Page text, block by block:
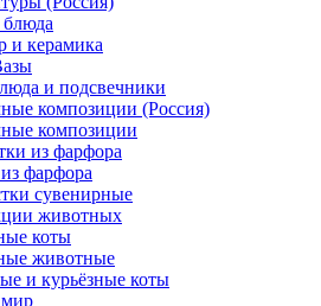
и керамика
и подсвечники
композиции (Россия)
композиции
из фарфора
фарфора
сувенирные
животных
коты
животные
и курьёзные коты